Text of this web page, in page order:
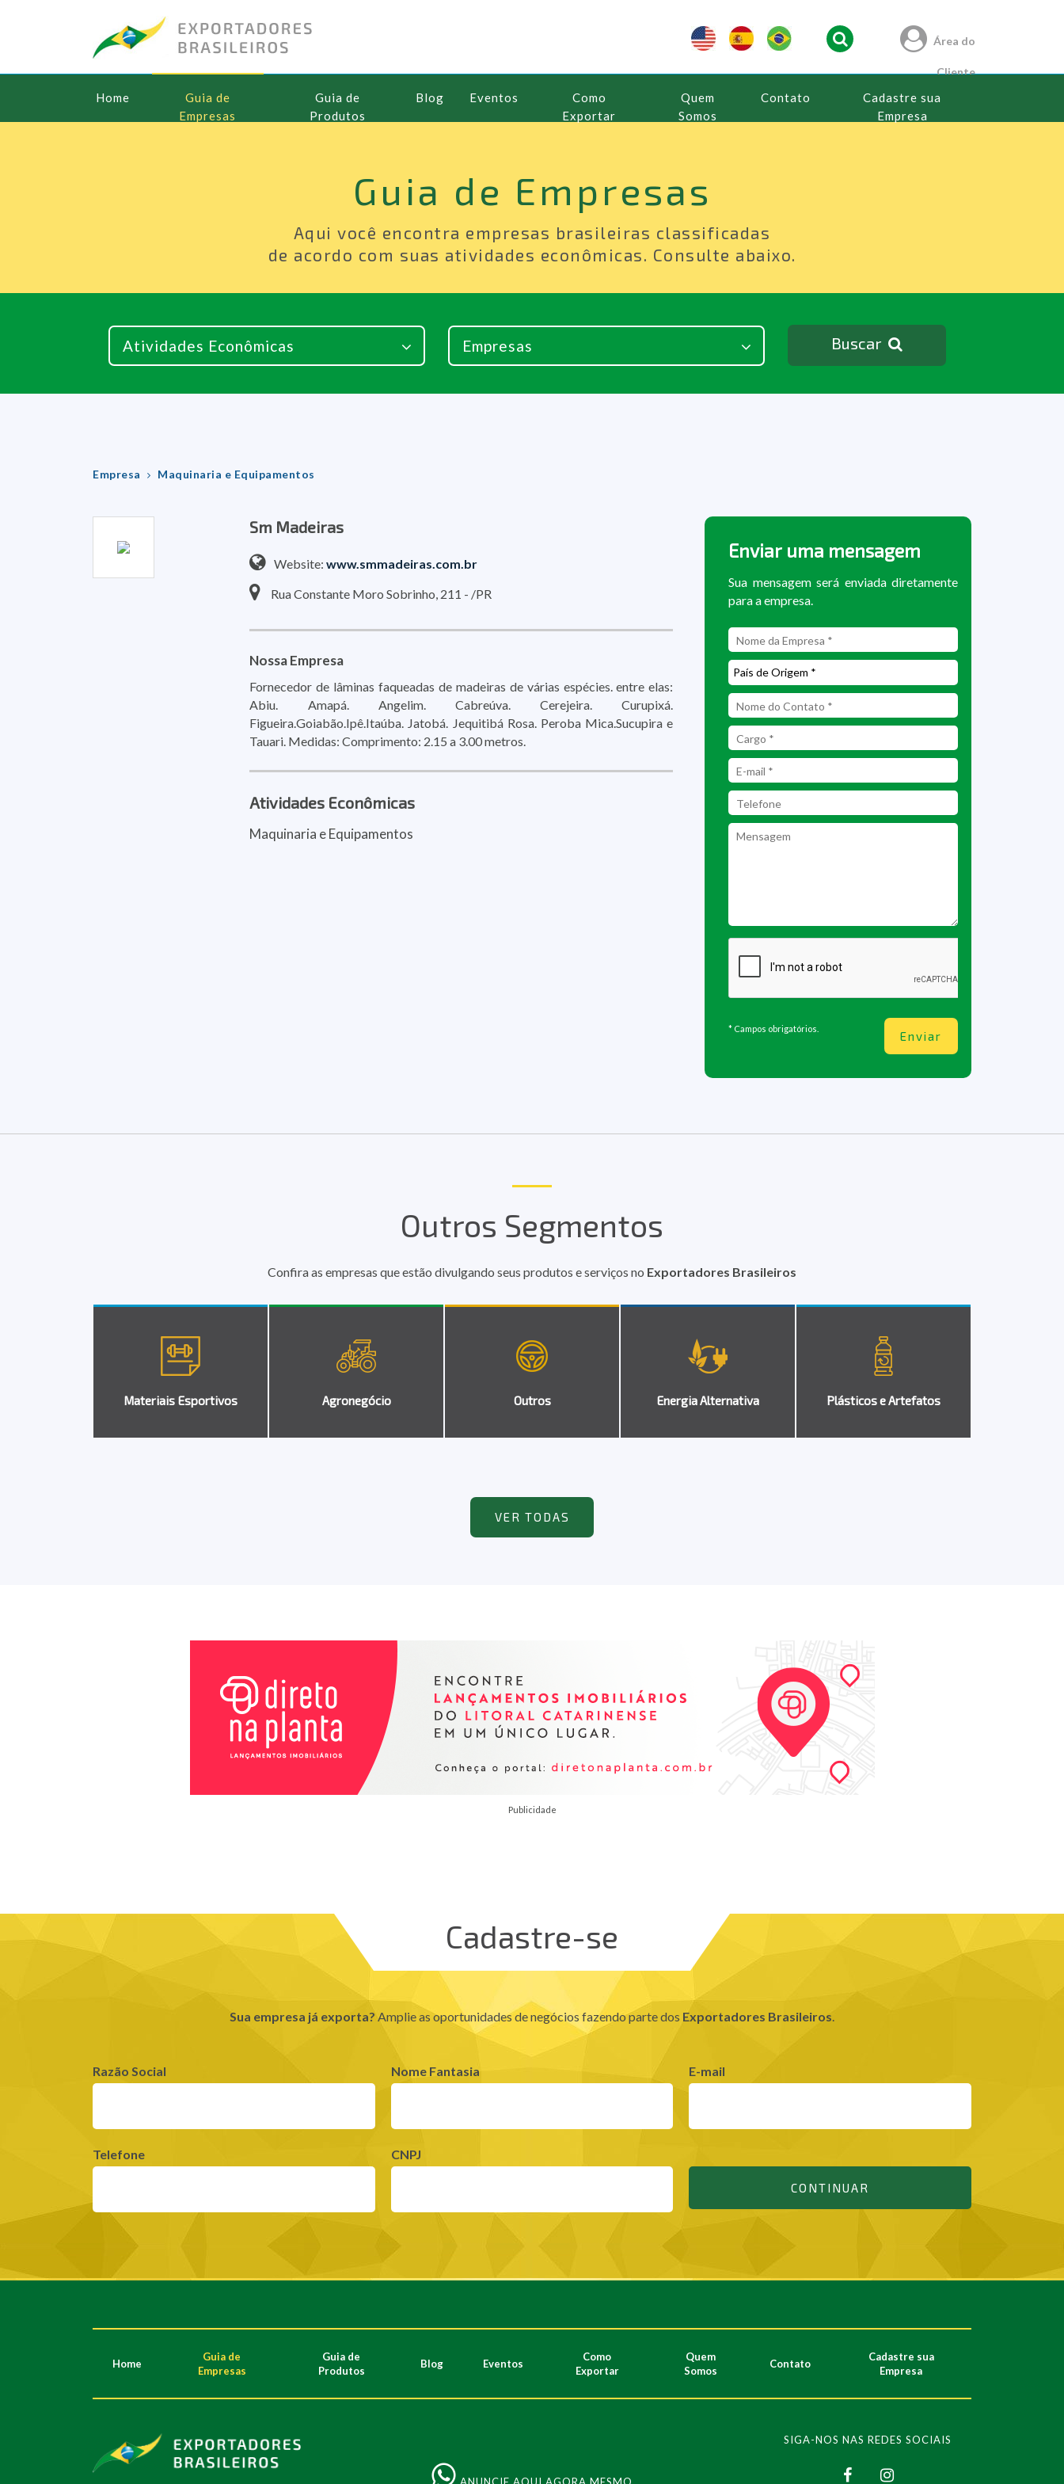
Área do
Cliente
Home
Guia de
Empresas
Guia de
Produtos
Blog Eventos
Como
Exportar
Quem
Somos
Contato
Cadastre sua
Empresa
Guia de Empresas
Aqui você encontra empresas brasileiras classificadas
de acordo com suas atividades econômicas. Consulte abaixo.
Buscar
Empresa Maquinaria e Equipamentos
Sm Madeiras
Website:www.smmadeiras.com.br
Rua Constante Moro Sobrinho, 211 - /PR
Nossa Empresa
Fornecedor de lâminas faqueadas de madeiras de várias espécies. entre elas:
Abiu. Amapá. Angelim. Cabreúva. Cerejeira. Curupixá.
Figueira.Goiabão.Ipê.Itaúba. Jatobá. Jequitibá Rosa. Peroba Mica.Sucupira e
Tauari. Medidas: Comprimento: 2.15 a 3.00 metros.
Atividades Econômicas
Maquinaria e Equipamentos
Enviar uma mensagem
Sua mensagem será enviada diretamente
para a empresa.
* Campos obrigatórios.
Enviar
Outros Segmentos
Confira as empresas que estão divulgando seus produtos e serviços no Exportadores Brasileiros
Materiais Esportivos Agronegócio Outros Energia Alternativa Plásticos e Artefatos
VER TODAS
Publicidade
Cadastre-se
Sua empresa já exporta? Amplie as oportunidades de negócios fazendo parte dos Exportadores Brasileiros.
Razão Social Nome Fantasia E-mail
Telefone CNPJ
CONTINUAR
Home
Guia de
Empresas
Guia de
Produtos
Blog Eventos
Como
Exportar
Quem
Somos
Contato
Cadastre sua
Empresa
SIGA-NOS NAS REDES SOCIAIS